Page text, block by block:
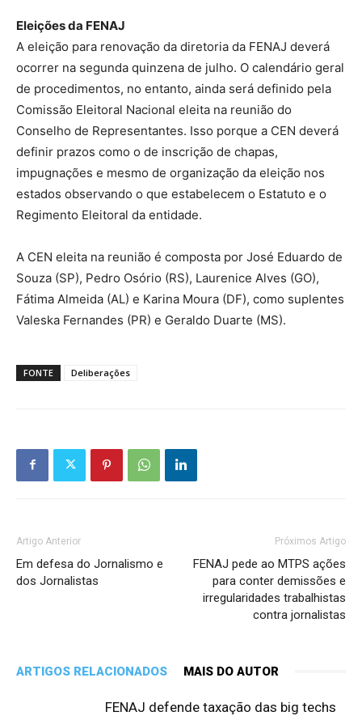
Eleições da FENAJ
A eleição para renovação da diretoria da FENAJ deverá
ocorrer na segunda quinzena de julho. O calendário geral
de procedimentos, no entanto, ainda será definido pela
Comissão Eleitoral Nacional eleita na reunião do
Conselho de Representantes. Isso porque a CEN deverá
definir prazos como o de inscrição de chapas,
impugnações e mesmo de organização da eleição nos
estados observando o que estabelecem o Estatuto e o
Regimento Eleitoral da entidade.
A CEN eleita na reunião é composta por José Eduardo de
Souza (SP), Pedro Osório (RS), Laurenice Alves (GO),
Fátima Almeida (AL) e Karina Moura (DF), como suplentes
Valeska Fernandes (PR) e Geraldo Duarte (MS).
FONTE Deliberações
Artigo Anterior
Em defesa do Jornalismo e
dos Jornalistas
Próximos Artigo
FENAJ pede ao MTPS ações
para conter demissões e
irregularidades trabalhistas
contra jornalistas
ARTIGOS RELACIONADOS MAIS DO AUTOR
FENAJ defende taxação das big techs